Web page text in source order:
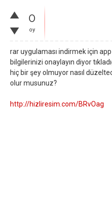
0
oy
rar uygulaması indirmek için
bilgilerinizi onaylayın diyor
hiç bir şey olmuyor nasıl
olur musunuz?
http://hizliresim.com/BRvOag